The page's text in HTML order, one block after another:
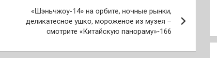
«Шэньчжоу-14» на орбите, ночные рынки,
деликатесное ушко, мороженое из музея –
смотрите «Китайскую панораму»-166